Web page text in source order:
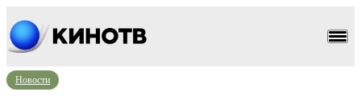
Новости